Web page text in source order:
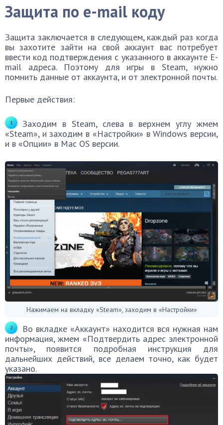
Защита по e-mail коду
Защита заключается в следующем, каждый раз когда
вы захотите зайти на свой аккаунт вас потребует
ввести код подтверждения с указанного в аккаунте E-
mail адреса. Поэтому для игры в Steam, нужно
помнить данные от аккаунта, и от электронной почты.
Первые действия:
Заходим в Steam, слева в верхнем углу жмем
«Steam», и заходим в «Настройки» в Windows версии,
и в «Опции» в Mac OS версии.
Нажимаем на вкладку «Steam», заходим в «Настройки»
Во вкладке «Аккаунт» находится вся нужная нам
информация, жмем «Подтвердить адрес электронной
почты», появится подробная инструкция для
дальнейших действий, все делаем точно, как будет
указано.